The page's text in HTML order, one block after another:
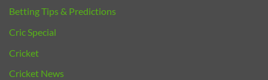
Betting Tips & Predictions
Cric Special
Cricket
Cricket News